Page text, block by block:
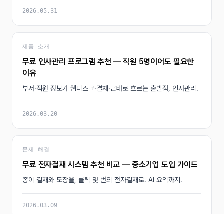
2026.05.31
제품 소개
무료 인사관리 프로그램 추천 — 직원 5명이어도 필요한
이유
부서·직원 정보가 웹디스크·결재·근태로 흐르는 출발점, 인사관리.
2026.03.20
문제 해결
무료 전자결재 시스템 추천 비교 — 중소기업 도입 가이드
종이 결재와 도장을, 클릭 몇 번의 전자결재로. AI 요약까지.
2026.03.09